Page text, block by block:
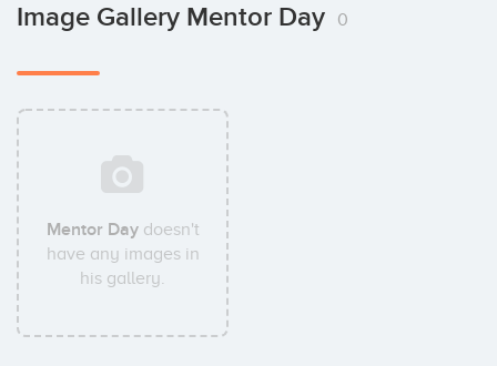
Image Gallery Mentor Day 0
Mentor Daydoesn't
have any images in
his gallery.